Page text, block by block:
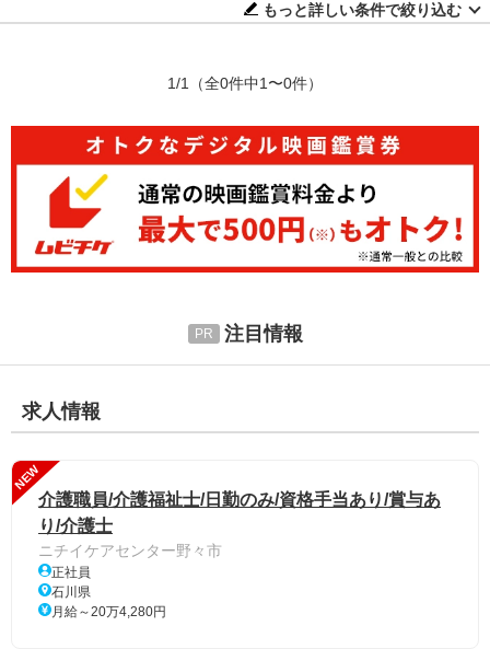
もっと詳しい条件で絞り込む
1/1 （全0件中1〜0件）
注目情報
求人情報
NEW
介護職員/介護福祉士/日勤のみ/資格手当あり/賞与あ
り/介護士
ニチイケアセンター野々市
正社員
石川県
月給～20万4,280円